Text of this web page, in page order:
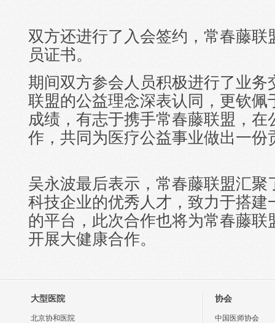
双方还进行了入会签约，常春藤联
员证书。
期间双方参会人员积极进行了业务
联盟的公益理念深表认同，更钦佩
成绩，有志于携手常春藤联盟，
作，共同为医疗公益事业做出一份
吴永波最后表示，常春藤联盟汇聚
科技企业的优秀人才，致力于搭建
的平台，此次合作也将为常春藤联
开展大健康合作。
大型医院
北京协和医院
协会
中国医师协会